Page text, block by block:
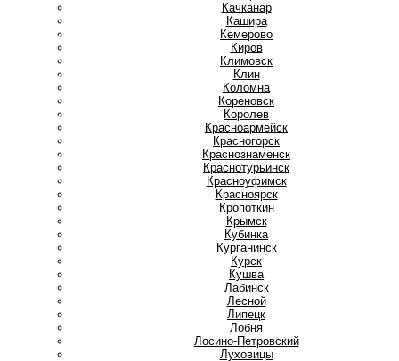
Качканар
Кашира
Кемерово
Киров
Климовск
Клин
Коломна
Кореновск
Королев
Красноармейск
Красногорск
Краснознаменск
Краснотурьинск
Красноуфимск
Красноярск
Кропоткин
Крымск
Кубинка
Курганинск
Курск
Кушва
Лабинск
Лесной
Липецк
Лобня
Лосино-Петровский
Луховицы